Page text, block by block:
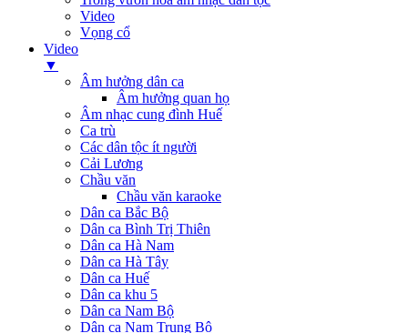
Video
Vọng cổ
Video
▼
Âm hưởng dân ca
Âm hưởng quan họ
Âm nhạc cung đình Huế
Ca trù
Các dân tộc ít người
Cải Lương
Chầu văn
Chầu văn karaoke
Dân ca Bắc Bộ
Dân ca Bình Trị Thiên
Dân ca Hà Nam
Dân ca Hà Tây
Dân ca Huế
Dân ca khu 5
Dân ca Nam Bộ
Dân ca Nam Trung Bộ